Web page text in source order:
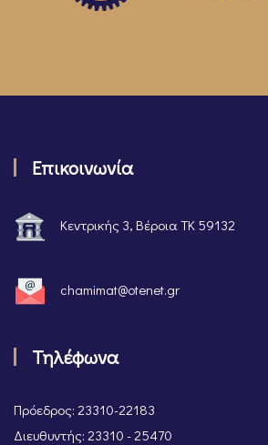
Επικοινωνία
Κεντρικής 3, Βέροια ΤΚ 59132
chamimat@otenet.gr
Τηλέφωνα
Πρόεδρος: 23310-22183
Διευθυντής: 23310 - 25470